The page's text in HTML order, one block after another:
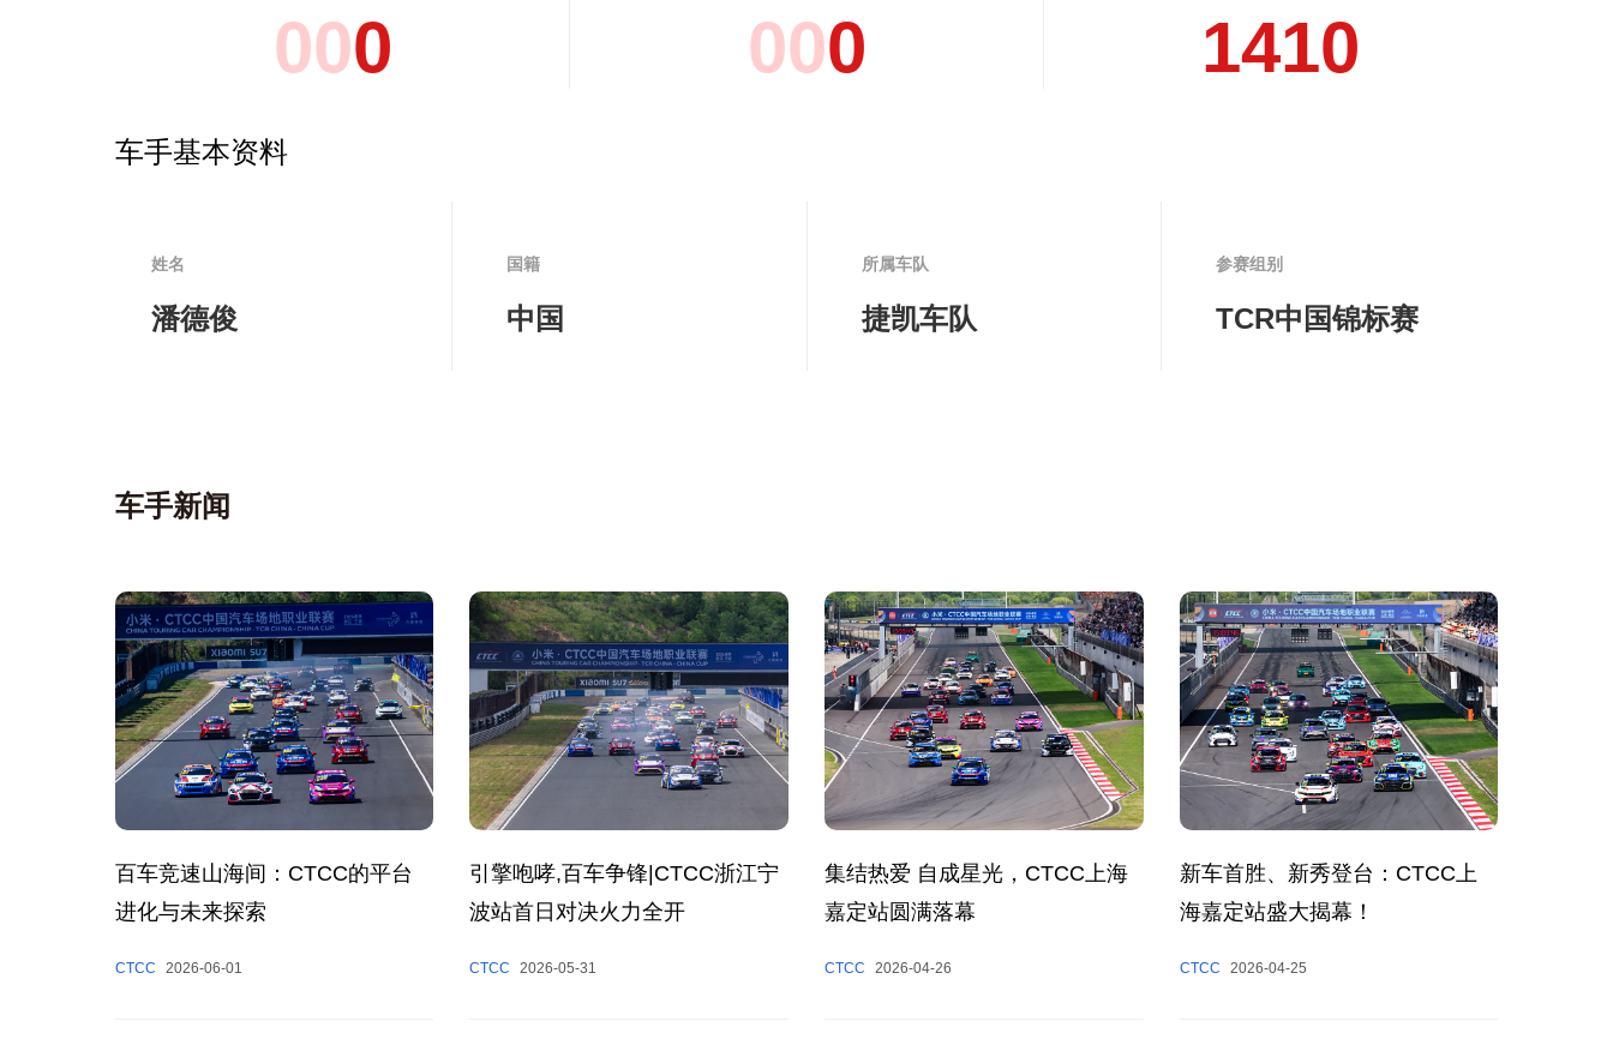
000 000 1410
车手基本资料
姓名
潘德俊
国籍
中国
所属车队
捷凯车队
参赛组别
TCR中国锦标赛
车手新闻
百车竞速山海间：CTCC的平台
进化与未来探索
CTCC 2026-06-01
引擎咆哮,百车争锋|CTCC浙江宁
波站首日对决火力全开
CTCC 2026-05-31
集结热爱 自成星光，CTCC上海
嘉定站圆满落幕
CTCC 2026-04-26
新车首胜、新秀登台：CTCC上
海嘉定站盛大揭幕！
CTCC 2026-04-25